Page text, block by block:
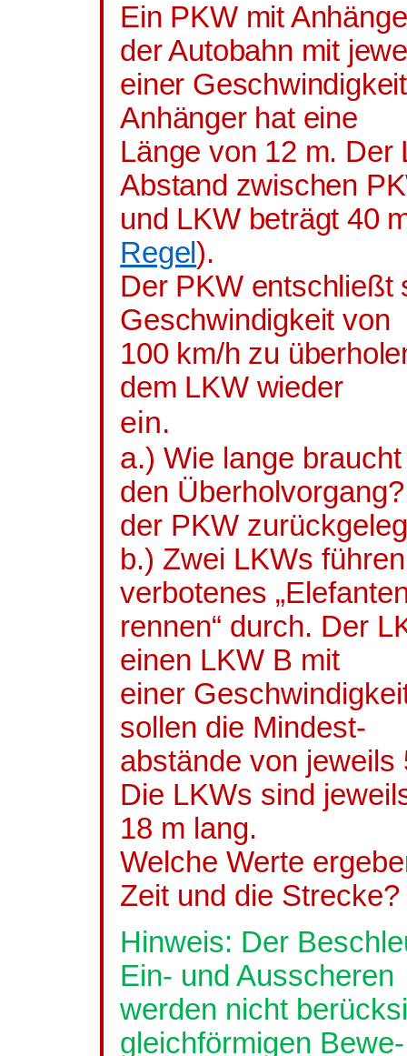
Ein PKW mit
der Autobahn mit
einer
Anhänger hat eine
Länge von 12 m. Der
Abstand zwischen
und LKW beträgt 40
Regel).
Der PKW entschließt
Geschwindigkeit von
100 km/h zu
dem LKW wieder
ein.
a.) Wie lange
den
der PKW
b.) Zwei LKWs
verbotenes
rennen“ durch. Der
einen LKW B mit
einer
sollen die Mindest-
abstände von
Die LKWs sind
18 m lang.
Welche Werte
Zeit und die Strecke?
Hinweis: Der
Ein- und Ausscheren
werden nicht
gleichförmigen Bewe-